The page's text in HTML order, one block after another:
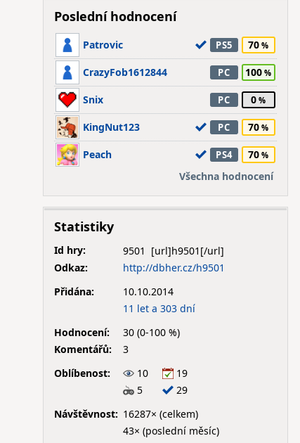
Poslední hodnocení
Patrovic PS5 70
CrazyFob1612844 PC 100
Snix PC 0
KingNut123 PC 70
Peach PS4
70
Všechna hodnocení
Statistiky
Id hry:
9501
Odkaz:
http://dbher.cz/h9501
Přidána:
10.10.2014
11 let a 303 dní
Hodnocení:
30 (0-100 %)
Komentářů:
3
Oblíbenost:
10
19
5
29
Návštěvnost: 16287× (celkem)
43× (poslední měsíc)